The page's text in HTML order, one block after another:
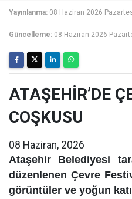
Yayınlanma: 08 Haziran 2026
Güncelleme: 08 Haziran 2026
ATAŞEHİR’DE
COŞKUSU
08 Haziran, 2026
Ataşehir Belediyesi
düzenlenen Çevre
görüntüler ve yoğun